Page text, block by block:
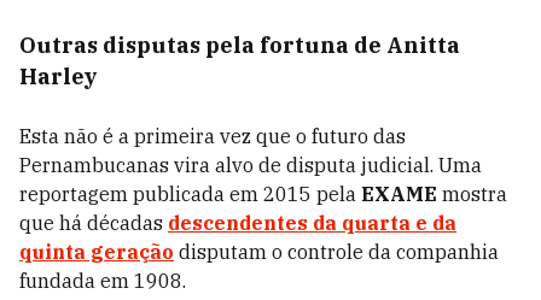
Outras disputas pela fortuna de Anitta
Harley
Esta não é a primeira vez que o futuro das
Pernambucanas vira alvo de disputa judicial. Uma
reportagem publicada em 2015 pela EXAME mostra
que há décadas descendentes da quarta e da
quinta geração disputam o controle da companhia
fundada em 1908.